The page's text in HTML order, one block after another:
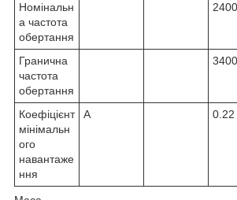
Номінальн
а частота
обертання
2400
Гранична
частота
обертання
3400
Коефіцієнт
мінімальн
ого
навантаже
ння
A 0.22